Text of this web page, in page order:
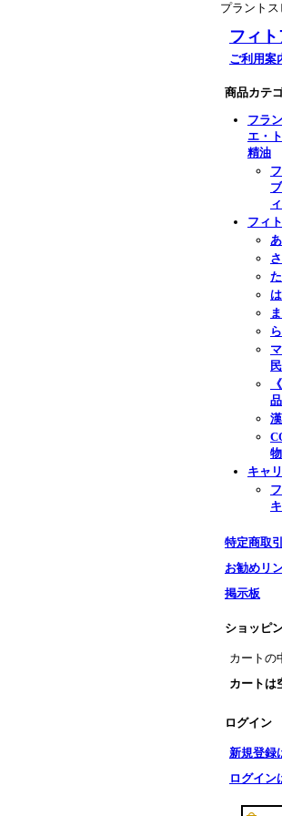
プラント
フィ
ご利用案
商品カテ
フラ
エ・
精油
フィ
物
キャ
特定商取
お勧めリ
掲示板
ショッピ
カートの
カートは
ログイン
新規登録
ログイン